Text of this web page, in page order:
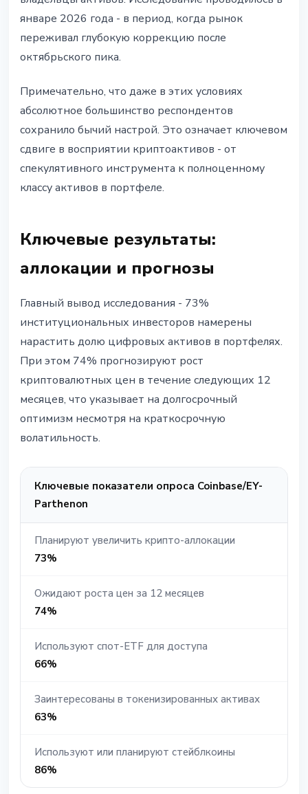
январе 2026 года - в период, когда рынок
переживал глубокую коррекцию после
октябрьского пика.
Примечательно, что даже в этих условиях
абсолютное большинство респондентов
сохранило бычий настрой. Это означает ключевом
сдвиге в восприятии криптоактивов - от
спекулятивного инструмента к полноценному
классу активов в портфеле.
Ключевые результаты:
аллокации и прогнозы
Главный вывод исследования - 73%
институциональных инвесторов намерены
нарастить долю цифровых активов в портфелях.
При этом 74% прогнозируют рост
криптовалютных цен в течение следующих 12
месяцев, что указывает на долгосрочный
оптимизм несмотря на краткосрочную
волатильность.
Ключевые показатели опроса Coinbase/EY-
Parthenon
Планируют увеличить крипто-аллокации
73%
Ожидают роста цен за 12 месяцев
74%
Используют спот-ETF для доступа
66%
Заинтересованы в токенизированных активах
63%
Используют или планируют стейблкоины
86%